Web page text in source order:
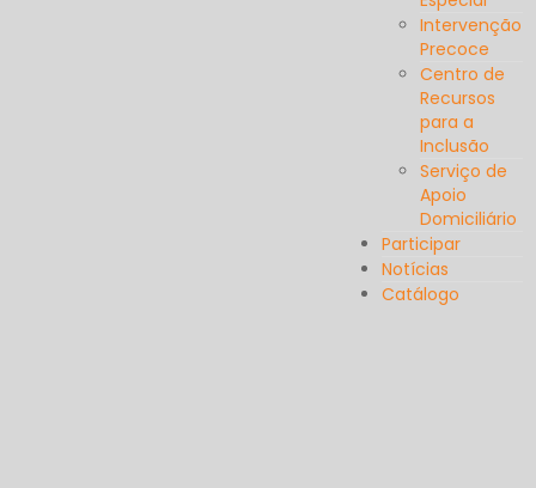
Intervenção
Precoce
Centro de
Recursos
para a
Inclusão
Serviço de
Apoio
Domiciliário
Participar
Notícias
Catálogo